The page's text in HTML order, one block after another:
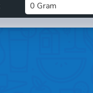
0 Gram